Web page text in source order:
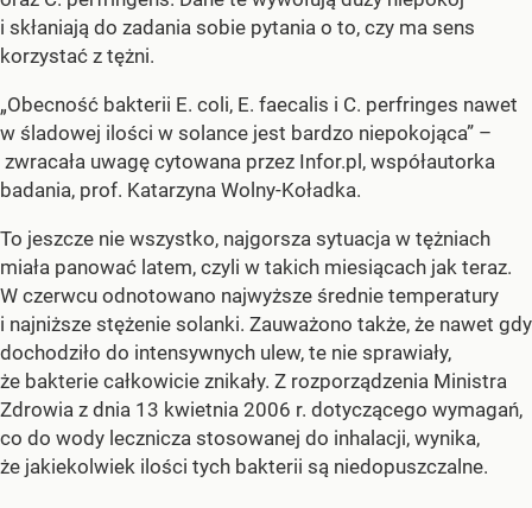
i skłaniają do zadania sobie pytania o to, czy ma sens
korzystać z tężni.
„Obecność bakterii E. coli, E. faecalis i C. perfringes nawet
w śladowej ilości w solance jest bardzo niepokojąca” –
zwracała uwagę cytowana przez Infor.pl, współautorka
badania, prof. Katarzyna Wolny-Koładka.
To jeszcze nie wszystko, najgorsza sytuacja w tężniach
miała panować latem, czyli w takich miesiącach jak teraz.
W czerwcu odnotowano najwyższe średnie temperatury
i najniższe stężenie solanki. Zauważono także, że nawet gdy
dochodziło do intensywnych ulew, te nie sprawiały,
że bakterie całkowicie znikały. Z rozporządzenia Ministra
Zdrowia z dnia 13 kwietnia 2006 r. dotyczącego wymagań,
co do wody lecznicza stosowanej do inhalacji, wynika,
że jakiekolwiek ilości tych bakterii są niedopuszczalne.